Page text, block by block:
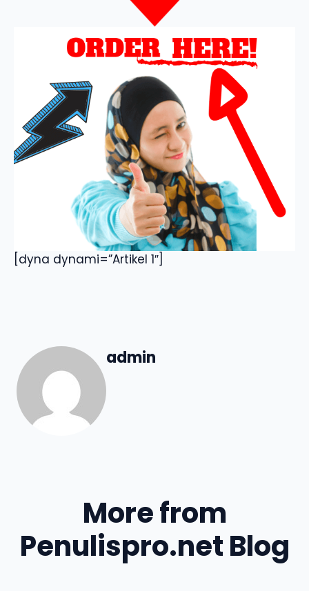
[dyna dynami=”Artikel 1″]
admin
More from
Penulispro.net Blog